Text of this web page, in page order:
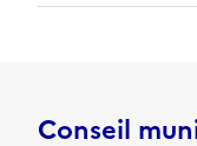
Conseil